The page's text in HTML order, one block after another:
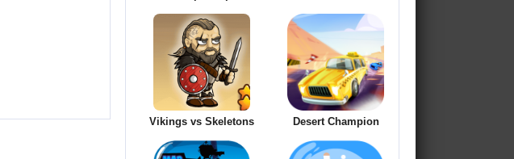
Vikings vs Skeletons Desert Champion